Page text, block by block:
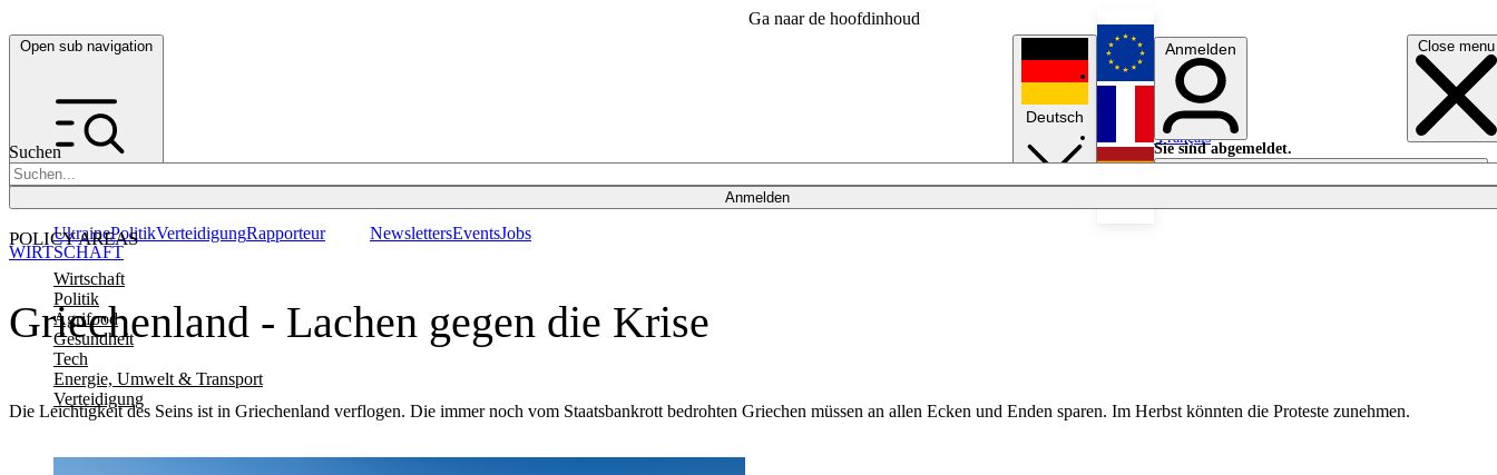
Ga naar de hoofdinhoud
Open sub navigation Close menu
Suchen
Anmelden
POLICY AREAS
Wirtschaft
Politik
Agrifood
Gesundheit
Tech
Energie, Umwelt & Transport
Verteidigung
UkrainePolitikVerteidigungRapporteur NewslettersEventsJobs
Deutsch
English
Français
Anmelden
Sie sind abgemeldet.
Anmelden
Licht aus
Griechenland - Lachen gegen die Krise
Die Leichtigkeit des Seins ist in Griechenland verflogen. Die immer noch vom Staatsbankrott bedrohten Griechen müssen an allen Ecken und Enden sparen. Im Herbst könnten die Proteste zunehmen.
WIRTSCHAFT